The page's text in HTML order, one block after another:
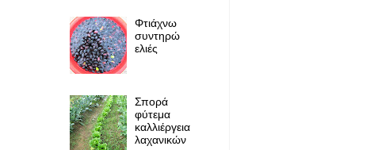
Φτιάχνω
συντηρώ
ελιές
Σπορά
φύτεμα
καλλιέργεια
λαχανικών